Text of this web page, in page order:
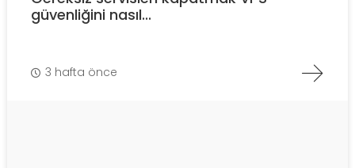
güvenliğini nasıl...
3 hafta önce